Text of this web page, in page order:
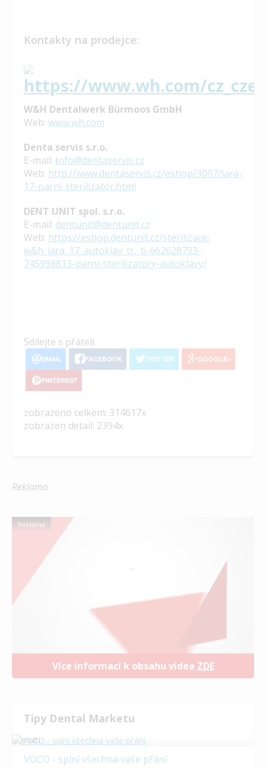
Kontakty na prodejce:
W&H Dentalwerk Bürmoos GmbH
Web: www.wh.com
Denta servis s.r.o.
E-mail: info@dentaservis.cz
Web: http://www.dentaservis.cz/eshop/3007/lara-
17-parni-sterilizator.html
DENT UNIT spol. s.r.o.
E-mail: dentunit@dentunit.cz
Web: https://eshop.dentunit.cz/sterilizace-
w&h_lara_17_autoklav_tr._b-662628793-
745998813-parni-sterilizatory-autoklavy/
Sdílejte s přáteli
EMAIL FACEBOOK TWITTER GOOGLE+
PINTEREST
zobrazeno celkem: 314617x
zobrazen detail: 2394x
Reklama
Více informací k obsahu videa ZDE
Reklama
Tipy Dental Marketu
VOCO - splní všechna vaše přání